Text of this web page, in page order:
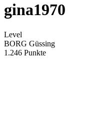
gina1970
Level
BORG Güssing
1.246 Punkte